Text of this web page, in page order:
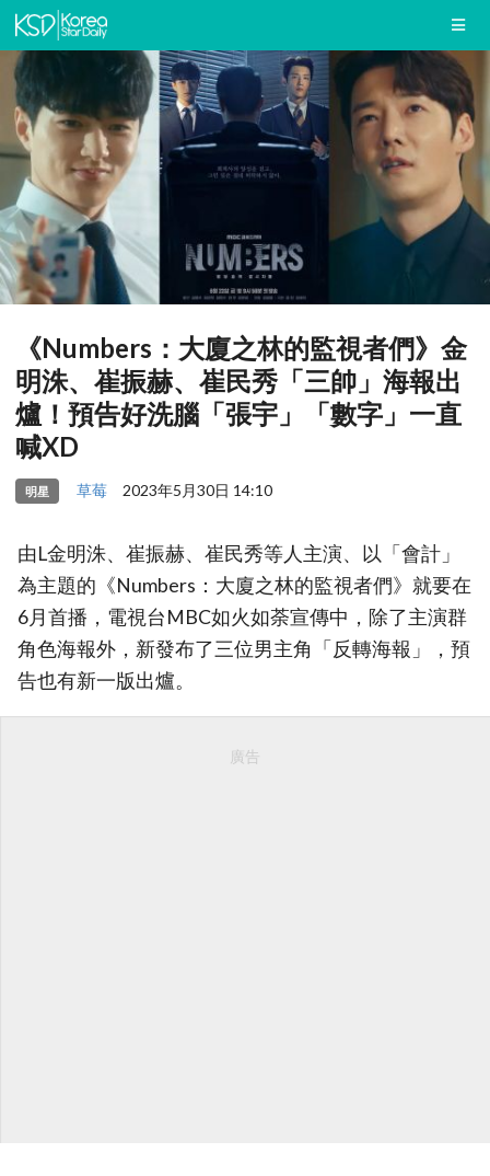
《Numbers：大廈之林的監視者們》金
明洙、崔振赫、崔民秀「三帥」海報出
爐！預告好洗腦「張宇」「數字」一直
喊XD
明星 草莓 2023年5月30日 14:10
由L金明洙、崔振赫、崔民秀等人主演、以「會計」
為主題的《Numbers：大廈之林的監視者們》就要在
6月首播，電視台MBC如火如荼宣傳中，除了主演群
角色海報外，新發布了三位男主角「反轉海報」，預
告也有新一版出爐。
廣告